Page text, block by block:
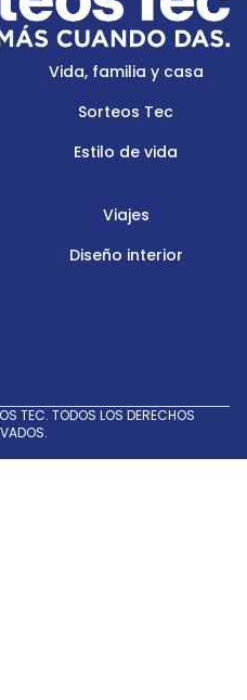
Vida, familia y casa
Sorteos Tec
Estilo de vida
Viajes
Diseño interior
TEC. TODOS LOS DERECHOS